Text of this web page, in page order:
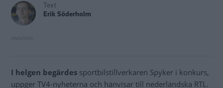
Text
Erik Söderholm
I helgen begärdes sportbilstillverkaren Spyker i konkurs,
uppger TV4-nyheterna och hänvisar till nederländska RTL.